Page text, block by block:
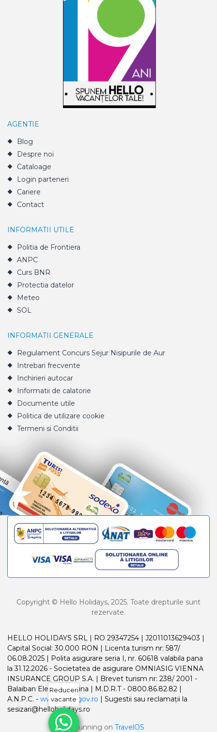
AGENTIE
Blog
Despre noi
Cataloage
Login parteneri
Cariere
Contact
INFORMATII UTILE
Politia de Frontiera
ANPC
Curs BNR
Protectia datelor
Meteo
SOL
INFORMATII GENERALE
Regulament Concurs Sejur Nisipurile de Aur
Intrebari frecvente
Inchirieri autocar
Informatii de calatorie
Documente utile
Politica de utilizare cookie
Termeni si Conditii
Copyright © Hello Holidays, 2025. Toate drepturile sunt
rezervate.
HELLO HOLIDAYS SRL | RO 29347254 | J2011013629403 |
Capital Social: 30.000 RON | Licenta turism nr: 587/
06.08.2025 | Polita asigurare seria I, nr. 60618 valabila pana
la 31.12.2026 - Societatea de asigurare OMNIASIG VIENNA
INSURANCE GROUP S.A. | Brevet turism nr: 238/ 2001 -
Balaiban Elena Madalina | M.D.R.T - 0800.86.82.82 |
A.N.P.C. - www.anpc.gov.ro | Sugestii sau reclamații la
sesizari@helloholidays.ro
Running on TravelOS
Reduceri
vacante